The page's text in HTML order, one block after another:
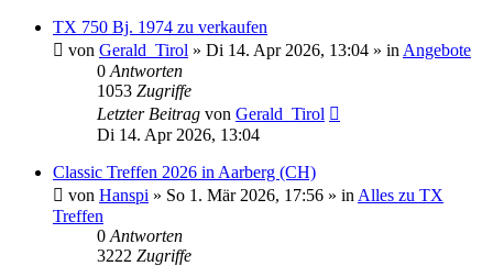
TX 750 Bj. 1974 zu verkaufen
von Gerald_Tirol » Di 14. Apr 2026, 13:04 » in Angebote
0 Antworten
1053 Zugriffe
Letzter Beitrag von Gerald_Tirol
Di 14. Apr 2026, 13:04
Classic Treffen 2026 in Aarberg (CH)
von Hanspi » So 1. Mär 2026, 17:56 » in Alles zu TX
Treffen
0 Antworten
3222 Zugriffe